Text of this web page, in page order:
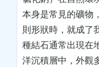
本身是常見的礦物
則形狀時，就成了
種結石通常出現在
洋沉積層中，外觀